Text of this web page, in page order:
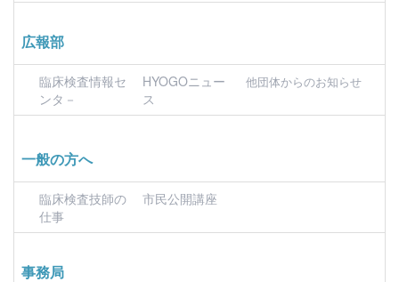
広報部
臨床検査情報セ
ンタ－
HYOGOニュー
ス
他団体からのお知らせ
一般の方へ
臨床検査技師の
仕事
市民公開講座
事務局